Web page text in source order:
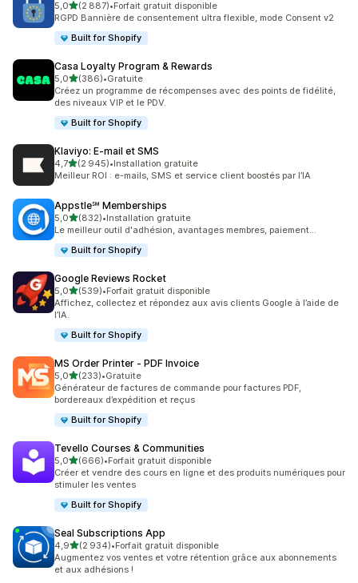
5,0étoile(s) sur 5
(2 887)
2887 avis au total
•Forfait gratuit disponible
RGPD Bannière de consentement ultra flexible, mode Consent v2
Built for Shopify
Casa Loyalty Program & Rewards
5,0étoile(s) sur 5
(386)
386 avis au total
•Gratuite
Créez un programme de récompenses avec des points de fidélité,
des niveaux VIP et le PDV.
Built for Shopify
Klaviyo: E‑mail et SMS
4,7étoile(s) sur 5
(2 945)
2945 avis au total
•Installation gratuite
Meilleur ROI : e-mails, SMS et service client boostés par l’IA
Appstle℠ Memberships
5,0étoile(s) sur 5
(832)
832 avis au total
•Installation gratuite
Le meilleur outil d'adhésion, avantages membres, paiement...
Built for Shopify
Google Reviews Rocket
5,0étoile(s) sur 5
(539)
539 avis au total
•Forfait gratuit disponible
Affichez, collectez et répondez aux avis clients Google à l’aide de
l’IA.
Built for Shopify
MS Order Printer ‑ PDF Invoice
5,0étoile(s) sur 5
(233)
233 avis au total
•Gratuite
Générateur de factures de commande pour factures PDF,
bordereaux d’expédition et reçus
Built for Shopify
Tevello Courses & Communities
5,0étoile(s) sur 5
(666)
666 avis au total
•Forfait gratuit disponible
Créer et vendre des cours en ligne et des produits numériques pour
stimuler les ventes
Built for Shopify
Seal Subscriptions App
4,9étoile(s) sur 5
(2 934)
2934 avis au total
•Forfait gratuit disponible
Augmentez vos ventes et votre rétention grâce aux abonnements
et aux adhésions !